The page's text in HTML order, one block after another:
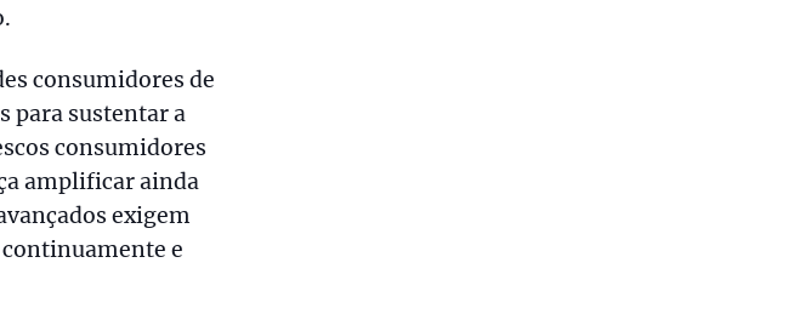
consumidores de
para sustentar a
consumidores
amplificar ainda
exigem
e